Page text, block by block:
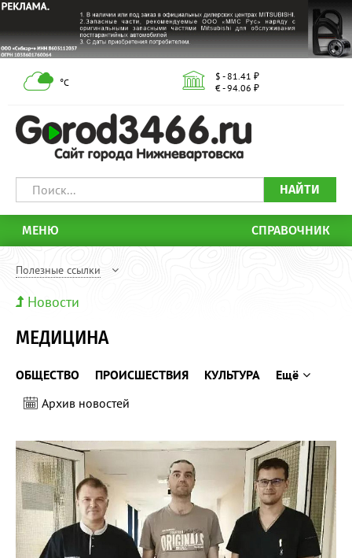
°С
$ - 81.41 ₽
€ - 94.06 ₽
НАЙТИ
МЕНЮ СПРАВОЧНИК
Полезные ссылки
Новости
МЕДИЦИНА
ОБЩЕСТВО ПРОИСШЕСТВИЯ КУЛЬТУРА
Ещё
Архив новостей